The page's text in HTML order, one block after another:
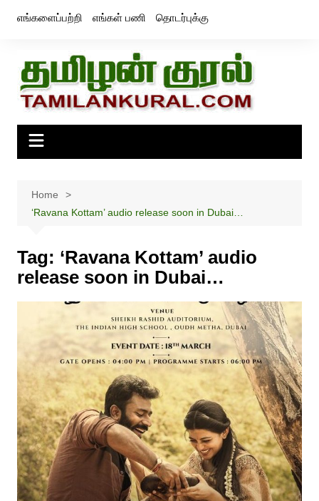
எங்களைப்பற்றி எங்கள் பணி தொடர்புக்கு
Home
‘Ravana Kottam’ audio release soon in Dubai…
Tag: ‘Ravana Kottam’ audio
release soon in Dubai…